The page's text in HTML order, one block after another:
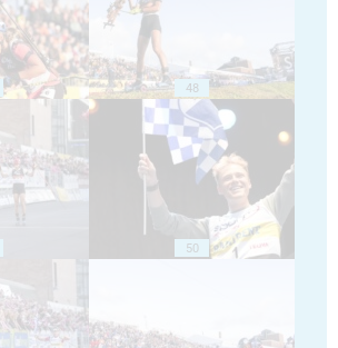
48
50